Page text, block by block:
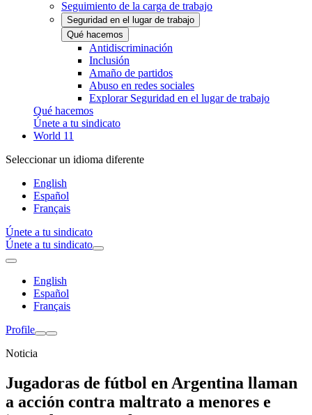
Seguimiento de la carga de trabajo
Seguridad en el lugar de trabajo
Qué hacemos
Antidiscriminación
Inclusión
Amaño de partidos
Abuso en redes sociales
Explorar Seguridad en el lugar de trabajo
Qué hacemos
Únete a tu sindicato
World 11
Seleccionar un idioma diferente
English
Español
Français
Únete a tu sindicato
Únete a tu sindicato
English
Español
Français
Profile
Noticia
Jugadoras de fútbol en Argentina llaman
a acción contra maltrato a menores e